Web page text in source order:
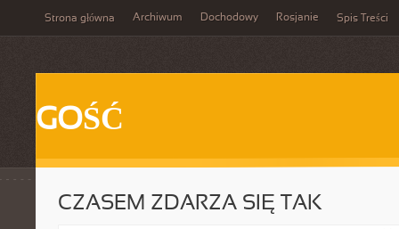
Strona główna Archiwum Dochodowy Rosjanie Spis Treści
GOŚĆ
CZASEM ZDARZA SIĘ TAK